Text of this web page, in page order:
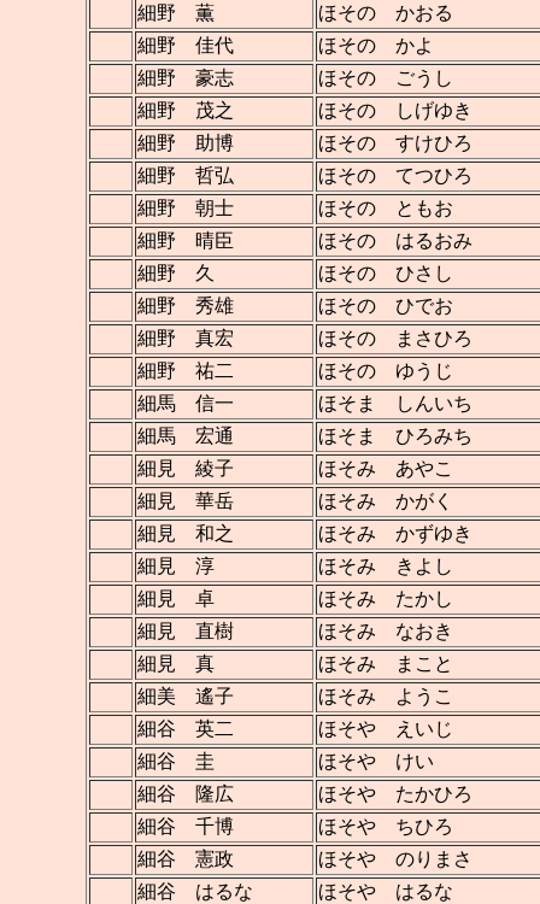
細野 薫
ほその かおる
細野 佳代
ほその かよ
細野 豪志
ほその ごうし
細野 茂之
ほその しげゆき
細野 助博
ほその すけひろ
細野 哲弘
ほその てつひろ
細野 朝士
ほその ともお
細野 晴臣
ほその はるおみ
細野 久
ほその ひさし
細野 秀雄
ほその ひでお
細野 真宏
ほその まさひろ
細野 祐二
ほその ゆうじ
細馬 信一
ほそま しんいち
細馬 宏通
ほそま ひろみち
細見 綾子
ほそみ あやこ
細見 華岳
ほそみ かがく
細見 和之
ほそみ かずゆき
細見 淳
ほそみ きよし
細見 卓
ほそみ たかし
細見 直樹
ほそみ なおき
細見 真
ほそみ まこと
細美 遙子
ほそみ ようこ
細谷 英二
ほそや えいじ
細谷 圭
ほそや けい
細谷 隆広
ほそや たかひろ
細谷 千博
ほそや ちひろ
細谷 憲政
ほそや のりまさ
細谷 はるな
ほそや はるな